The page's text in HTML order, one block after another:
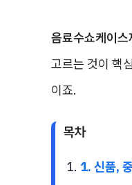
음료수쇼케이스
고르는 것이 핵
이죠.
목차
1. 신품,